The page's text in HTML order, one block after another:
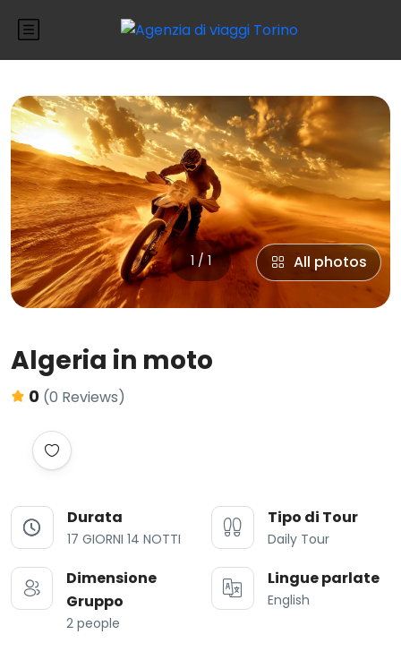
1 / 1 All photos
Algeria in moto
0 (0 Reviews)
Durata
17 GIORNI 14 NOTTI
Tipo di Tour
Daily Tour
Dimensione
Gruppo
2 people
Lingue parlate
English